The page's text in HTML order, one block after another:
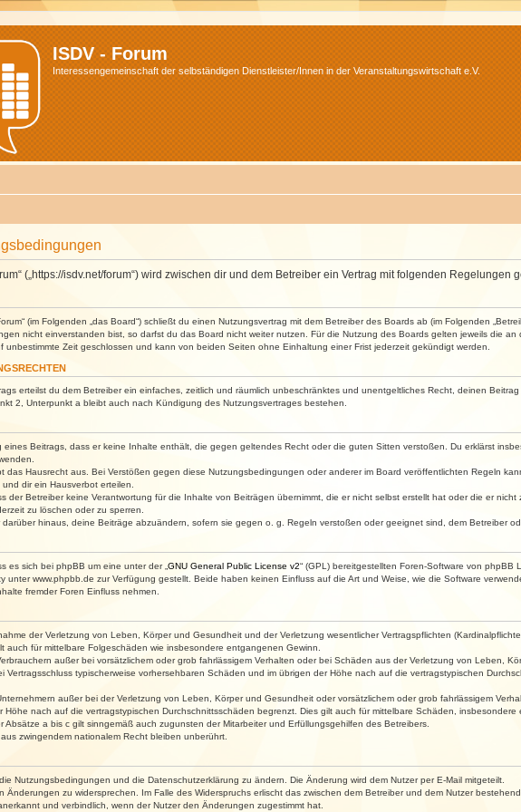
ISDV - Forum
Interessengemeinschaft der selbständigen Dienstleister/Innen in der Veranstaltungswirtschaft e.V.
(„https://isdv.net/forum“) wird zwischen dir und dem Betreiber ein Vertrag mit folgenden Regelungen
(im Folgenden „das Board“) schließt du einen Nutzungsvertrag mit dem Betreiber des Boards ab (im Folgenden
nicht einverstanden bist, so darfst du das Board nicht weiter nutzen. Für die Nutzung des Boards gelten jeweils die an
unbestimmte Zeit geschlossen und kann von beiden Seiten ohne Einhaltung einer Frist jederzeit gekündigt werden.
erteilst du dem Betreiber ein einfaches, zeitlich und räumlich unbeschränktes und unentgeltliches Recht, deinen
2, Unterpunkt a bleibt auch nach Kündigung des Nutzungsvertrages bestehen.
eines Beitrags, dass er keine Inhalte enthält, die gegen geltendes Recht oder die guten Sitten verstoßen. Du erklärst
das Hausrecht aus. Bei Verstößen gegen diese Nutzungsbedingungen oder anderer im Board veröffentlichten Regeln
dir ein Hausverbot erteilen.
der Betreiber keine Verantwortung für die Inhalte von Beiträgen übernimmt, die er nicht selbst erstellt hat oder die er
zu löschen oder zu sperren.
hinaus, deine Beiträge abzuändern, sofern sie gegen o. g. Regeln verstoßen oder geeignet sind, dem Betreiber
es sich bei phpBB um eine unter der „ GNU General Public License v2“ (GPL) bereitgestellten Foren-Software von phpBB
unter www.phpbb.de zur Verfügung gestellt. Beide haben keinen Einfluss auf die Art und Weise, wie die Software
fremder Foren Einfluss nehmen.
der Verletzung von Leben, Körper und Gesundheit und der Verletzung wesentlicher Vertragspflichten
auch für mittelbare Folgeschäden wie insbesondere entgangenen Gewinn.
außer bei vorsätzlichem oder grob fahrlässigem Verhalten oder bei Schäden aus der Verletzung von Leben,
Vertragsschluss typischerweise vorhersehbaren Schäden und im übrigen der Höhe nach auf die vertragstypischen
außer bei der Verletzung von Leben, Körper und Gesundheit oder vorsätzlichem oder grob fahrlässigem
Höhe nach auf die vertragstypischen Durchschnittsschäden begrenzt. Dies gilt auch für mittelbare Schäden, insbesondere
Absätze a bis c gilt sinngemäß auch zugunsten der Mitarbeiter und Erfüllungsgehilfen des Betreibers.
zwingendem nationalem Recht bleiben unberührt.
Nutzungsbedingungen und die Datenschutzerklärung zu ändern. Die Änderung wird dem Nutzer per E-Mail mitgeteilt.
Änderungen zu widersprechen. Im Falle des Widerspruchs erlischt das zwischen dem Betreiber und dem Nutzer
und verbindlich, wenn der Nutzer den Änderungen zugestimmt hat.